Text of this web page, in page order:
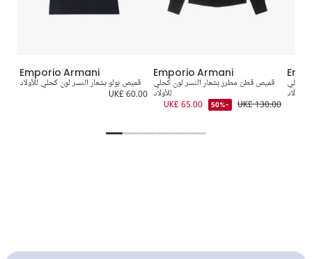
Emporio Armani
قميص بولو بشعار النسر لون كحلي للأولاد
UK£ 60.00
Emporio Armani
قميص قطن مطرز بشعار النسر لون كحلي
للأولاد
UK£ 130.00
-50%
UK£ 65.00
كحلي
للأولاد